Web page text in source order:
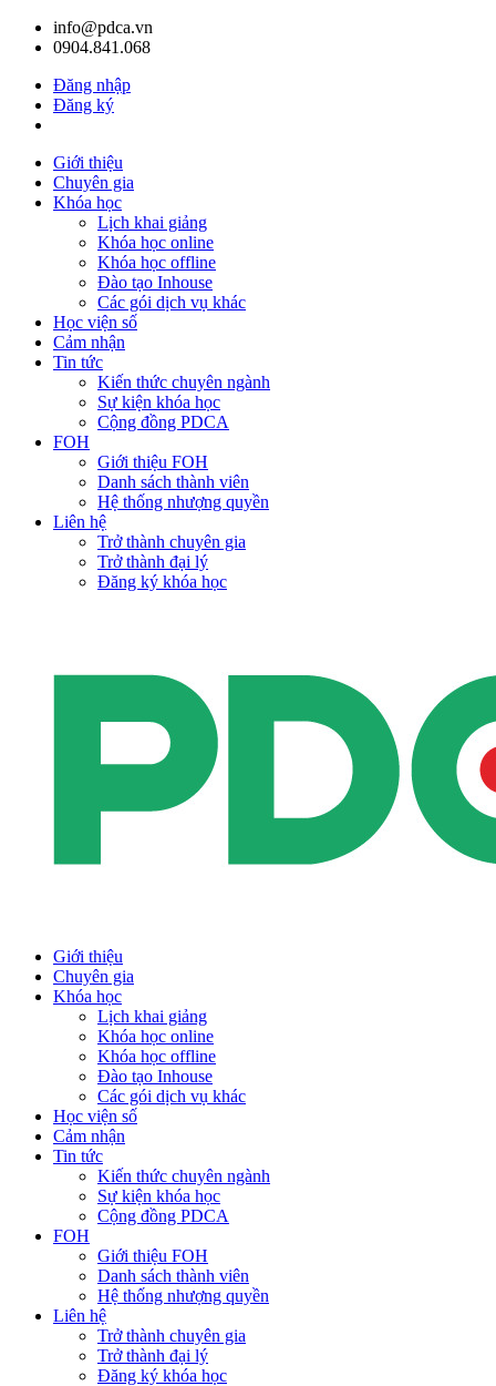
info@pdca.vn
0904.841.068
Đăng nhập
Đăng ký
Giới thiệu
Chuyên gia
Khóa học
Lịch khai giảng
Khóa học online
Khóa học offline
Đào tạo Inhouse
Các gói dịch vụ khác
Học viện số
Cảm nhận
Tin tức
Kiến thức chuyên ngành
Sự kiện khóa học
Cộng đồng PDCA
FOH
Giới thiệu FOH
Danh sách thành viên
Hệ thống nhượng quyền
Liên hệ
Trở thành chuyên gia
Trở thành đại lý
Đăng ký khóa học
Giới thiệu
Chuyên gia
Khóa học
Lịch khai giảng
Khóa học online
Khóa học offline
Đào tạo Inhouse
Các gói dịch vụ khác
Học viện số
Cảm nhận
Tin tức
Kiến thức chuyên ngành
Sự kiện khóa học
Cộng đồng PDCA
FOH
Giới thiệu FOH
Danh sách thành viên
Hệ thống nhượng quyền
Liên hệ
Trở thành chuyên gia
Trở thành đại lý
Đăng ký khóa học